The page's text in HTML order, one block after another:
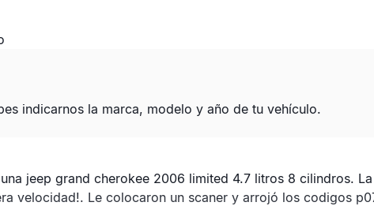
indicarnos la marca, modelo y año de tu vehículo.
jeep grand cherokee 2006 limited 4.7 litros 8 cilindros.
velocidad!. Le colocaron un scaner y arrojó los codigos